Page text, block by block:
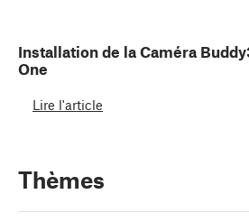
Installation de la Caméra
One
Lire l'article
Thèmes